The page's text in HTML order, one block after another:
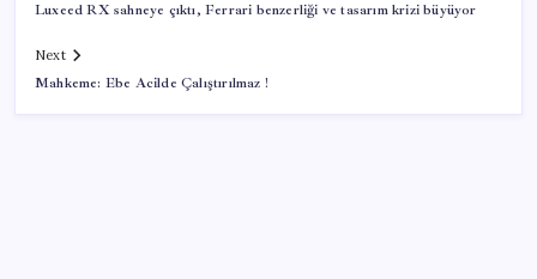
Luxeed RX sahneye çıktı, Ferrari benzerliği ve tasarım krizi büyüyor
Next
Mahkeme: Ebe Acilde Çalıştırılmaz !